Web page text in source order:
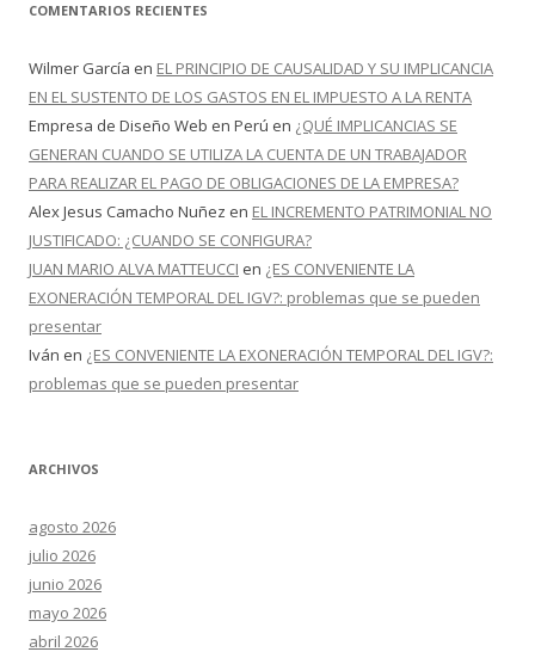
COMENTARIOS RECIENTES
Wilmer García en EL PRINCIPIO DE CAUSALIDAD Y SU IMPLICANCIA
EN EL SUSTENTO DE LOS GASTOS EN EL IMPUESTO A LA RENTA
Empresa de Diseño Web en Perú en ¿QUÉ IMPLICANCIAS SE
GENERAN CUANDO SE UTILIZA LA CUENTA DE UN TRABAJADOR
PARA REALIZAR EL PAGO DE OBLIGACIONES DE LA EMPRESA?
Alex Jesus Camacho Nuñez en EL INCREMENTO PATRIMONIAL NO
JUSTIFICADO: ¿CUANDO SE CONFIGURA?
JUAN MARIO ALVA MATTEUCCI en ¿ES CONVENIENTE LA
EXONERACIÓN TEMPORAL DEL IGV?: problemas que se pueden
presentar
Iván en ¿ES CONVENIENTE LA EXONERACIÓN TEMPORAL DEL IGV?:
problemas que se pueden presentar
ARCHIVOS
agosto 2026
julio 2026
junio 2026
mayo 2026
abril 2026